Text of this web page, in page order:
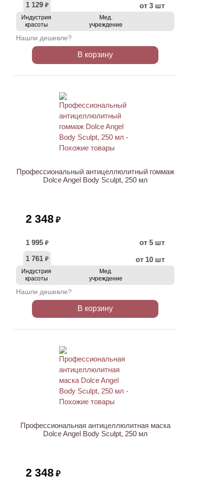
1 129 ₽ от 3 шт
Индустрия
красоты
Мед.
учреждение
Нашли дешевле?
В корзину
Профессиональный антицеллюлитный гоммаж
Dolce Angel Body Sculpt, 250 мл
2 348 ₽
1 995 ₽
от 5 шт
1 761 ₽ от 10 шт
Индустрия
красоты
Мед.
учреждение
Нашли дешевле?
В корзину
Профессиональная антицеллюлитная маска
Dolce Angel Body Sculpt, 250 мл
2 348 ₽